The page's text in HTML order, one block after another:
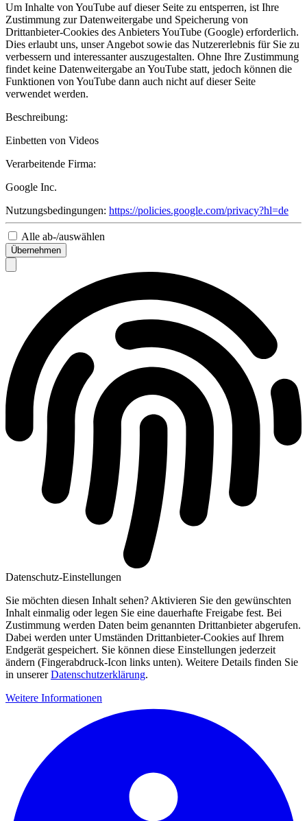
Um Inhalte von YouTube auf dieser Seite zu entsperren, ist Ihre
Zustimmung zur Datenweitergabe und Speicherung von
Drittanbieter-Cookies des Anbieters YouTube (Google) erforderlich.
Dies erlaubt uns, unser Angebot sowie das Nutzererlebnis für Sie zu
verbessern und interessanter auszugestalten. Ohne Ihre Zustimmung
findet keine Datenweitergabe an YouTube statt, jedoch können die
Funktionen von YouTube dann auch nicht auf dieser Seite
verwendet werden.
Beschreibung:
Einbetten von Videos
Verarbeitende Firma:
Google Inc.
Nutzungsbedingungen: https://policies.google.com/privacy?hl=de
Alle ab-/auswählen
Übernehmen
Datenschutz-Einstellungen
Sie möchten diesen Inhalt sehen? Aktivieren Sie den gewünschten
Inhalt einmalig oder legen Sie eine dauerhafte Freigabe fest. Bei
Zustimmung werden Daten beim genannten Drittanbieter abgerufen.
Dabei werden unter Umständen Drittanbieter-Cookies auf Ihrem
Endgerät gespeichert. Sie können diese Einstellungen jederzeit
ändern (Fingerabdruck-Icon links unten). Weitere Details finden Sie
in unsererDatenschutzerklärung.
Weitere Informationen